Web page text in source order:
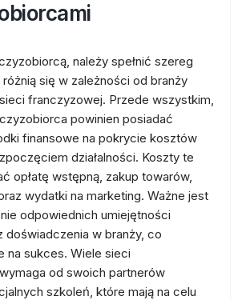
należy spełnić szereg
się w zależności od branży
franczyzowej. Przede wszystkim,
powinien posiadać
finansowe na pokrycie kosztów
działalności. Koszty te
opłatę wstępną, zakup towarów,
wydatki na marketing. Ważne jest
odpowiednich umiejętności
doświadczenia w branży, co
na sukces. Wiele sieci
od swoich partnerów
szkoleń, które mają na celu